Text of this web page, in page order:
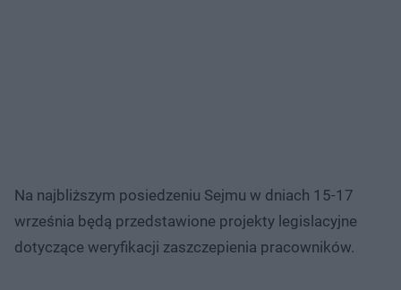
Na najbliższym posiedzeniu Sejmu w dniach 15-17
września będą przedstawione projekty legislacyjne
dotyczące weryfikacji zaszczepienia pracowników.